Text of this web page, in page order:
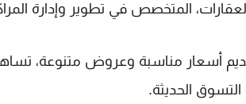
، المتخصص في تطوير وإدارة
أسعار مناسبة وعروض متنوعة،
التسوق الحديثة.